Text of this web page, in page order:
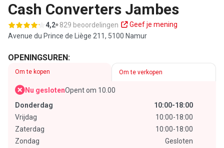
Cash Converters Jambes
4,2 829 beoordelingen
Geef je mening
Avenue du Prince de Liège 211, 5100 Namur
OPENINGSUREN:
Om te kopen Om te verkopen
Nu geslotenOpent om 10.00
Donderdag
10:00-18:00
Vrijdag
10:00-18:00
Zaterdag
10:00-18:00
Zondag
Gesloten